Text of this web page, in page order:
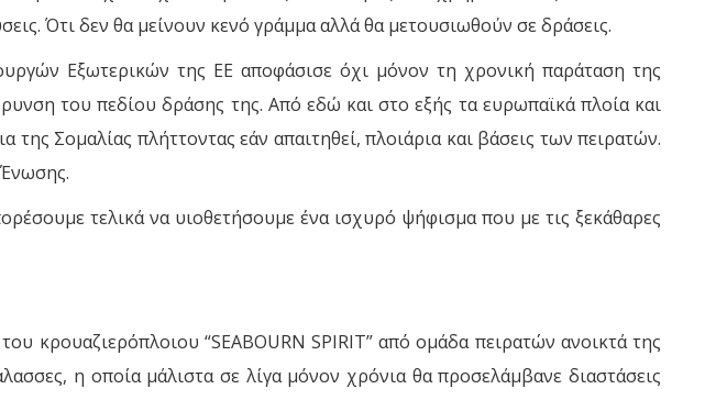
Ότι δεν θα μείνουν κενό γράμμα αλλά θα μετουσιωθούν σε δράσεις.
Εξωτερικών της ΕΕ αποφάσισε όχι μόνον τη χρονική παράταση της
του πεδίου δράσης της. Από εδώ και στο εξής τα ευρωπαϊκά πλοία και
Σομαλίας πλήττοντας εάν απαιτηθεί, πλοιάρια και βάσεις των πειρατών.
τελικά να υιοθετήσουμε ένα ισχυρό ψήφισμα που με τις ξεκάθαρες
κρουαζιερόπλοιου “SEABOURN SPIRIT” από ομάδα πειρατών ανοικτά της
η οποία μάλιστα σε λίγα μόνον χρόνια θα προσελάμβανε διαστάσεις